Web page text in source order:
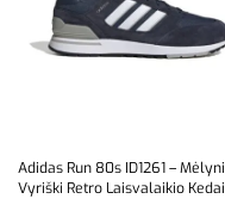
Adidas Run 80s ID1261 – Mėlyni
Vyriški Retro Laisvalaikio Kedai